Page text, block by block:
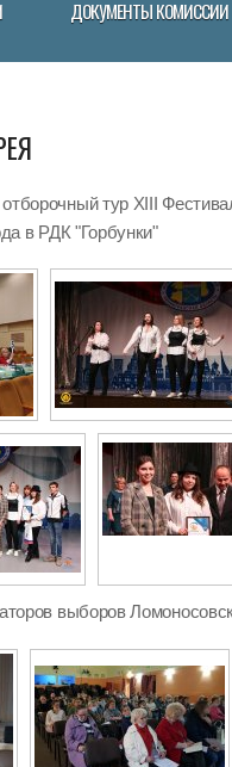
ДОКУМЕНТЫ КОМИССИИ
тур XIII
в РДК "Горбунки"
выборов